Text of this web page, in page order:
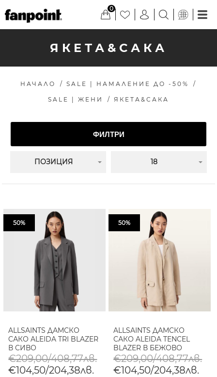
0
ЯКЕТА&САКА
НАЧАЛО / SALE | НАМАЛЕНИЕ ДО -50% /
SALE | ЖЕНИ / ЯКЕТА&САКА
ФИЛТРИ
ПОЗИЦИЯ 18
50%
ALLSAINTS ДАМСКО
САКО ALEIDA TRI BLAZER
В СИВО
€209,00/408,77лв.
€104,50/204,38лв.
50%
ALLSAINTS ДАМСКО
САКО ALEIDA TENCEL
BLAZER В БЕЖОВО
€209,00/408,77лв.
€104,50/204,38лв.